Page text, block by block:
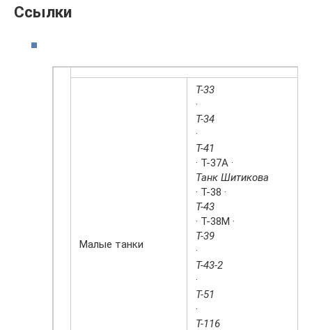
Ссылки
Малые танки
Т-33
·
Т-34
·
Т-41
· Т-37А ·
Танк Шитикова
· Т-38 ·
Т-43
· Т-38М ·
Т-39
·
Т-43-2
·
Т-51
·
Т-116